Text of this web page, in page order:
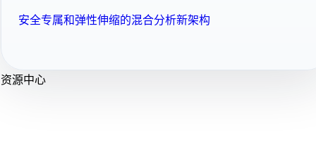
安全专属和弹性伸缩的混合分析新架构
资源中心